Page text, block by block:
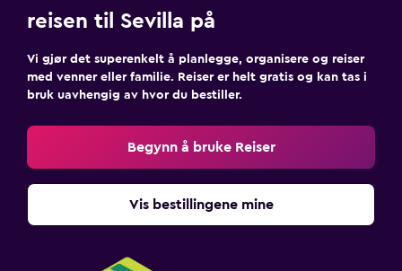
reisen til Sevilla på
Vi gjør det superenkelt å planlegge, organisere og reiser
med venner eller familie. Reiser er helt gratis og kan tas i
bruk uavhengig av hvor du bestiller.
Begynn å bruke Reiser
Vis bestillingene mine